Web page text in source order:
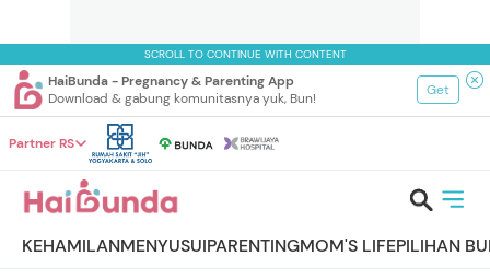
SCROLL TO CONTINUE WITH CONTENT
HaiBunda - Pregnancy & Parenting App
Download & gabung komunitasnya yuk, Bun!
Get
Partner RS
KEHAMILANMENYUSUIPARENTINGMOM'S LIFEPILIHAN